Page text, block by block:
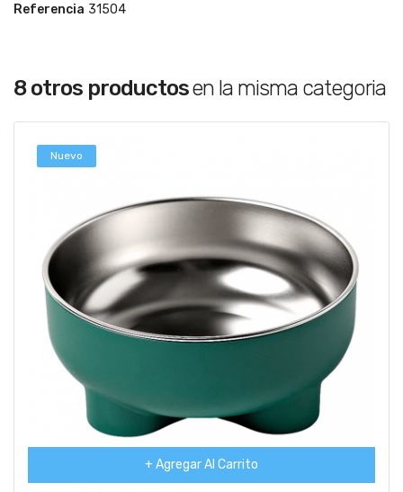
Referencia 31504
8 otros productosen la misma categoria
Nuevo
+ Agregar Al Carrito